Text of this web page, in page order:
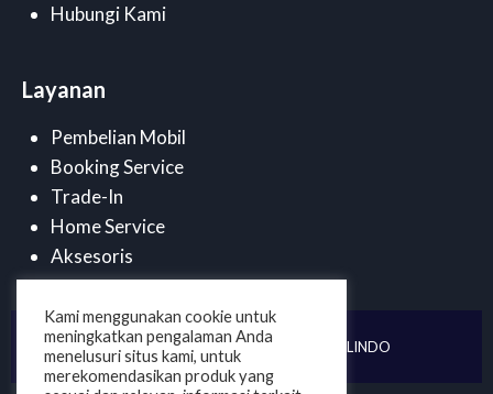
Hubungi Kami
Layanan
Pembelian Mobil
Booking Service
Trade-In
Home Service
Aksesoris
©2025 . PT DUTA CENDANA MOBILINDO
Kami menggunakan cookie untuk
meningkatkan pengalaman Anda
menelusuri situs kami, untuk
merekomendasikan produk yang